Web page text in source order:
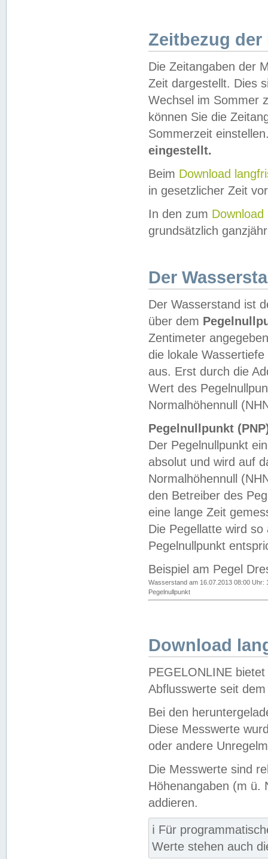
Zeitbezug der
Die Zeitangaben der
Zeit dargestellt. Dies
Wechsel im Sommer
können Sie die
Sommerzeit
eingestellt.
Beim Download
in gesetzlicher Zeit
In den zum Download
grundsätzlich
Der
Der Wasserstand ist
über dem
Zentimeter
die lokale
aus. Erst durch die
Wert des
Normalhöhennull
Pegelnullpunkt
Der Pegelnullpunkt
absolut und wird auf
Normalhöhennull
den Betreiber des
eine lange Zeit
Die Pegellatte wird
Pegelnullpunkt
Beispiel am Pegel
Wasserstand am 16.07.2013 08:00 Uhr:
Pegelnullpunkt
Download
PEGELONLINE
Abflusswerte seit
Bei den
Diese Messwerte
oder andere
Die Messwerte sind
Höhenangaben (m ü.
addieren.
ℹ️ Für
Werte stehen auch